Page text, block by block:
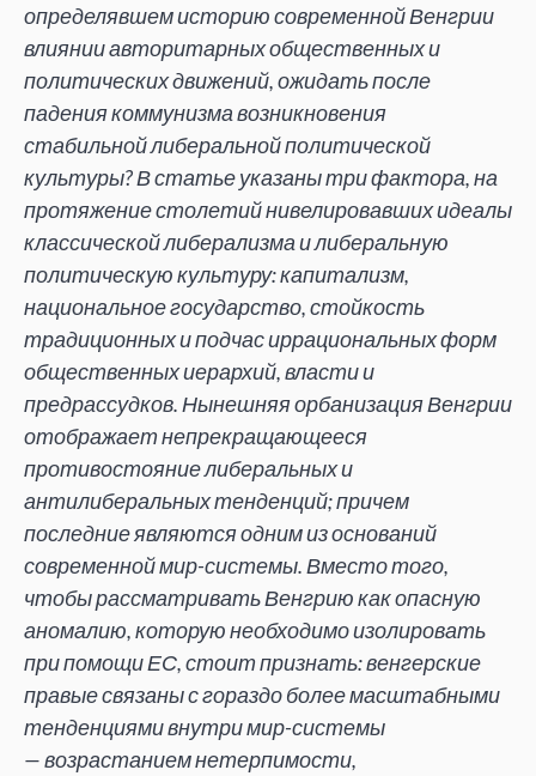
определявшем историю современной Венгрии
влиянии авторитарных общественных и
политических движений, ожидать после
падения коммунизма возникновения
стабильной либеральной политической
культуры? В статье указаны три фактора, на
протяжение столетий нивелировавших идеалы
классической либерализма и либеральную
политическую культуру: капитализм,
национальное государство, стойкость
традиционных и подчас иррациональных форм
общественных иерархий, власти и
предрассудков. Нынешняя орбанизация Венгрии
отображает непрекращающееся
противостояние либеральных и
антилиберальных тенденций; причем
последние являются одним из оснований
современной мир-системы. Вместо того,
чтобы рассматривать Венгрию как опасную
аномалию, которую необходимо изолировать
при помощи ЕС, стоит признать: венгерские
правые связаны с гораздо более масштабными
тенденциями внутри мир-системы
— возрастанием нетерпимости,